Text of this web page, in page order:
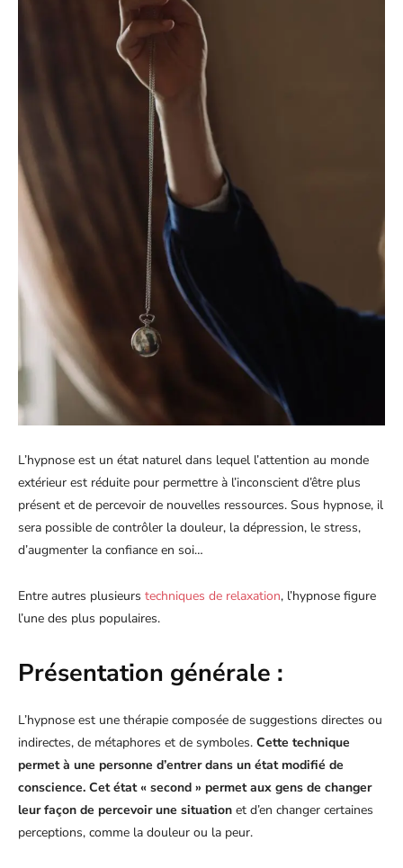
L’hypnose est un état naturel dans lequel l’attention au monde
extérieur est réduite pour permettre à l’inconscient d’être plus
présent et de percevoir de nouvelles ressources. Sous hypnose, il
sera possible de contrôler la douleur, la dépression, le stress,
d’augmenter la confiance en soi…
Entre autres plusieurs techniques de relaxation, l’hypnose figure
l’une des plus populaires.
Présentation générale :
L’hypnose est une thérapie composée de suggestions directes ou
indirectes, de métaphores et de symboles. Cette technique
permet à une personne d’entrer dans un état modifié de
conscience. Cet état « second » permet aux gens de changer
leur façon de percevoir une situation et d’en changer certaines
perceptions, comme la douleur ou la peur.